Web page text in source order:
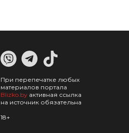
При перепечатке любых
материалов портала
Blizko.by активная ссылка
на источник обязательна
18+